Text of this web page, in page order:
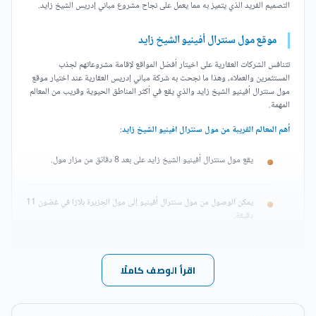
التصميم الفريد الذي يتميز به مما يعمل على نجاح مشروع مباني إدريس الشيخ زايد.
موقع مول سنترال أفينيو الشيخ زايد
تتنافس الشركات العقارية على اخيتار أفضل المواقع لإقامة مشروعاتهم لجذب
المستثمرين والعملاء، وهذا ما نجحت به شركة مباني إدريس العقارية عند اختيار موقع
مول سنترال أفينيو الشيخ زايد والذي يقع في أكثر المناطق الحيوية وقريب من المعالم
المهمة.
أهم المعالم القريبة من مول سنترال افينيو الشيخ زايد:
يقع مول سنترال أفينيو الشيخ زايد على بعد 8 دقائق من مزار مول.
يمكن الوصول من مول سنترال أفينيو إلى مول الجزيرة بلازا في غضون 11
دقيقة.
يقع مشروع مباني إدريس الشيخ زايد على بعد 12 دقيقة من أركان بلازا
اقرأ الوصف كاملًا